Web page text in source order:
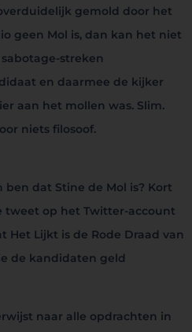
gemold door het
geen Mol is, dan kan het niet
streken
en daarmee de kijker
aan het mollen was. Slim.
niets filosoof.
dat Stine de Mol is? Kort
tweet op het Twitter-account
Het Lijkt is de Rode Draad van
de kandidaten geld
naar alle opdrachten in